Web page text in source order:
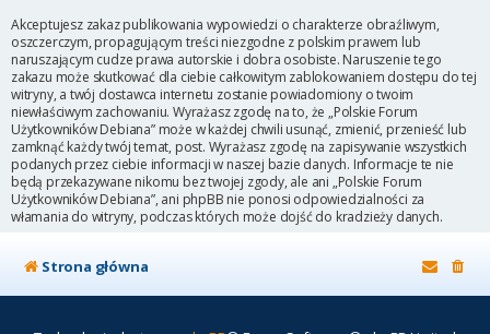
Akceptujesz zakaz publikowania wypowiedzi o charakterze obraźliwym,
oszczerczym, propagującym treści niezgodne z polskim prawem lub
naruszającym cudze prawa autorskie i dobra osobiste. Naruszenie tego
zakazu może skutkować dla ciebie całkowitym zablokowaniem dostępu do tej
witryny, a twój dostawca internetu zostanie powiadomiony o twoim
niewłaściwym zachowaniu. Wyrażasz zgodę na to, że „Polskie Forum
Użytkowników Debiana” może w każdej chwili usunąć, zmienić, przenieść lub
zamknąć każdy twój temat, post. Wyrażasz zgodę na zapisywanie wszystkich
podanych przez ciebie informacji w naszej bazie danych. Informacje te nie
będą przekazywane nikomu bez twojej zgody, ale ani „Polskie Forum
Użytkowników Debiana”, ani phpBB nie ponosi odpowiedzialności za
włamania do witryny, podczas których może dojść do kradzieży danych.
Strona główna